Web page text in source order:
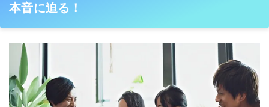
本音に迫る！